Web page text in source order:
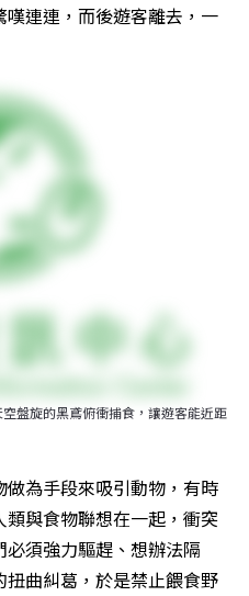
連連，而後遊客離去，一
盤旋的黑鳶俯衝捕食，讓遊客能近距
為手段來吸引動物，有時
與食物聯想在一起，衝突
須強力驅趕、想辦法隔
曲糾葛，於是禁止餵食野